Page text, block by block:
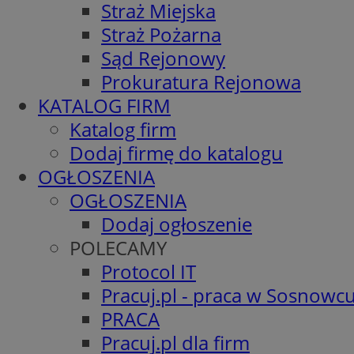
Straż Miejska
Straż Pożarna
Sąd Rejonowy
Prokuratura Rejonowa
KATALOG FIRM
Katalog firm
Dodaj firmę do katalogu
OGŁOSZENIA
OGŁOSZENIA
Dodaj ogłoszenie
POLECAMY
Protocol IT
Pracuj.pl - praca w
PRACA
Pracuj.pl dla firm